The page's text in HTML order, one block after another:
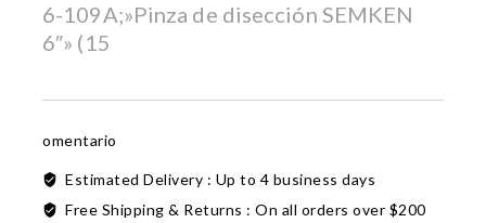
6-109A;»Pinza de disección SEMKEN
6″» (15
omentario
Estimated Delivery : Up to 4 business days
Free Shipping & Returns : On all orders over $200